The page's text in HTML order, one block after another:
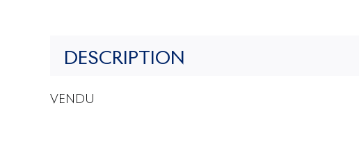
DESCRIPTION
VENDU